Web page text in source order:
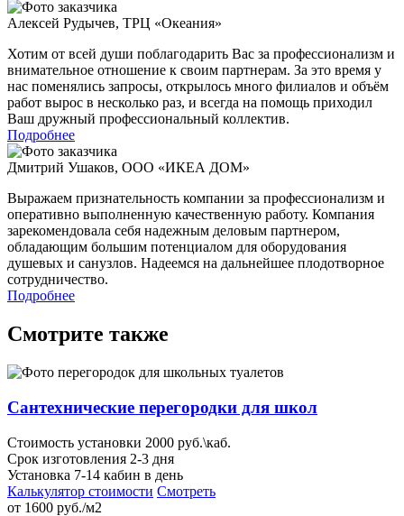
Алексей Рудычев, ТРЦ «Океания»
Хотим от всей души поблагодарить Вас за профессионализм и
внимательное отношение к своим партнерам. За это время у
нас поменялись запросы, открылось много филиалов и объём
работ вырос в несколько раз, и всегда на помощь приходил
Ваш дружный профессиональный коллектив.
Подробнее
Дмитрий Ушаков, ООО «ИКЕА ДОМ»
Выражаем признательность компании за профессионализм и
оперативно выполненную качественную работу. Компания
зарекомендовала себя надежным деловым партнером,
обладающим большим потенциалом для оборудования
душевых и санузлов. Надеемся на дальнейшее плодотворное
сотрудничество.
Подробнее
Смотрите также
Сантехнические перегородки для школ
Стоимость установки 2000 руб.\каб.
Срок изготовления 2-3 дня
Установка 7-14 кабин в день
Калькулятор стоимости Смотреть
от 1600 руб./м2